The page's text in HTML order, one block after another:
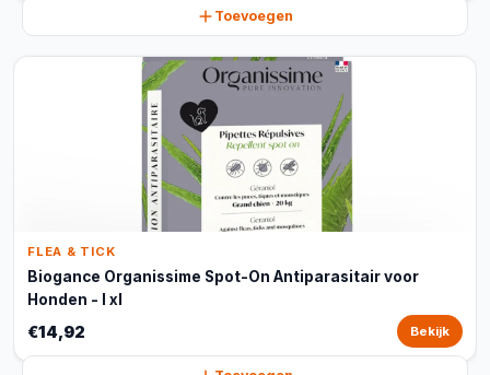
Toevoegen
FLEA & TICK
Biogance Organissime Spot-On Antiparasitair voor
Honden - l xl
€14,92 Bekijk